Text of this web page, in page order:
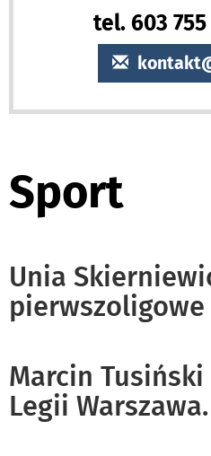
tel. 603 755
Sport
Unia
Marcin
Legii